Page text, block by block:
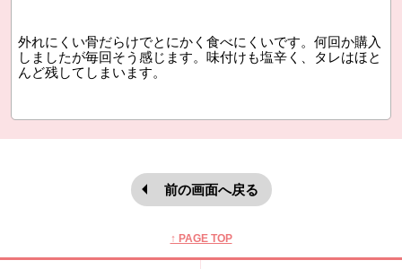
外れにくい骨だらけでとにかく食べにくいです。何回か購入
しましたが毎回そう感じます。味付けも塩辛く、タレはほと
んど残してしまいます。
前の画面へ戻る
↑ PAGE TOP